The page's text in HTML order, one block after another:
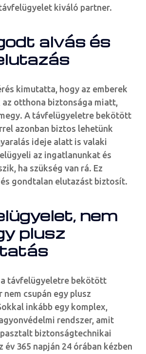
kiváló partner.
alvás és
kimutatta, hogy az emberek
otthona biztonsága miatt,
A távfelügyeletre bekötött
azonban biztos lehetünk
ideje alatt is valaki
az ingatlanunkat és
ha szükség van rá. Ez
gondtalan elutazást biztosít.
nem
plusz
távfelügyeletre bekötött
csupán egy plusz
inkább egy komplex,
rendszer, amit
biztonságtechnikai
év 365 napján 24 órában kézben